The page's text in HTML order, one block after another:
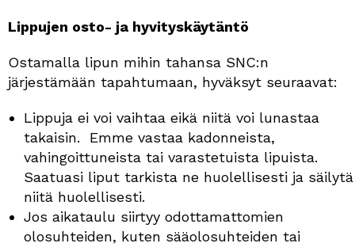
Lippujen osto- ja hyvityskäytäntö
Ostamalla lipun mihin tahansa SNC:n
järjestämään tapahtumaan, hyväksyt seuraavat:
Lippuja ei voi vaihtaa eikä niitä voi lunastaa
takaisin. Emme vastaa kadonneista,
vahingoittuneista tai varastetuista lipuista.
Saatuasi liput tarkista ne huolellisesti ja säilytä
niitä huolellisesti.
Jos aikataulu siirtyy odottamattomien
olosuhteiden, kuten sääolosuhteiden tai